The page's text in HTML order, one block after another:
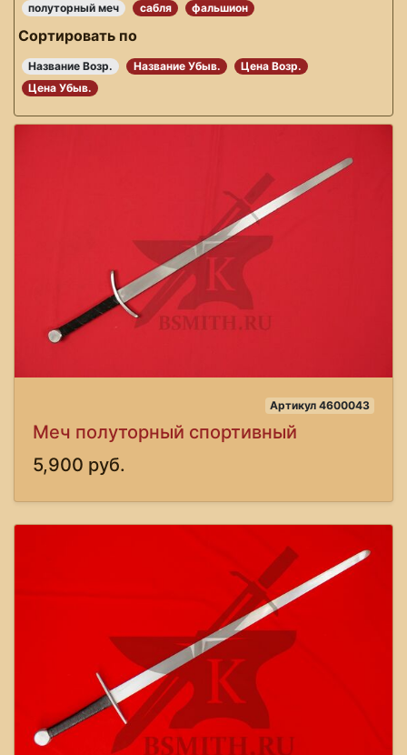
полуторный меч
сабля фальшион
Сортировать по
Название Возр. Название Убыв.
Цена Возр.
Цена Убыв.
Артикул 4600043
Меч полуторный спортивный
5,900 руб.